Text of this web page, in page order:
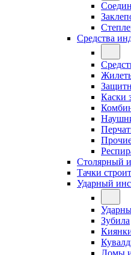
Средства
Каски
Столярный
Тачки
Ударный
Зубила
Ломы